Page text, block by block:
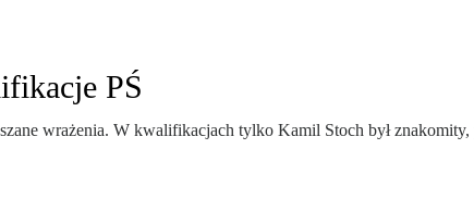
PŚ
wrażenia. W kwalifikacjach tylko Kamil Stoch był